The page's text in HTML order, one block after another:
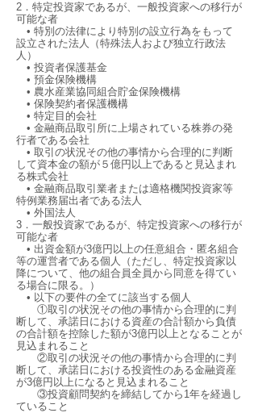
2．特定投資家であるが、一般投資家への移行が
可能な者
• 特別の法律により特別の設立行為をもって
設立された法人（特殊法人および独立行政法
人）
• 投資者保護基金
• 預金保険機構
• 農水産業協同組合貯金保険機構
• 保険契約者保護機構
• 特定目的会社
• 金融商品取引所に上場されている株券の発
行者である会社
• 取引の状況その他の事情から合理的に判断
して資本金の額が５億円以上であると見込まれ
る株式会社
• 金融商品取引業者または適格機関投資家等
特例業務届出者である法人
• 外国法人
3．一般投資家であるが、特定投資家への移行が
可能な者
• 出資金額が3億円以上の任意組合・匿名組合
等の運営者である個人（ただし、特定投資家以
降について、他の組合員全員から同意を得てい
る場合に限る。）
• 以下の要件の全てに該当する個人
①取引の状況その他の事情から合理的に判
断して、承諾日における資産の合計額から負債
の合計額を控除した額が3億円以上となることが
見込まれること
②取引の状況その他の事情から合理的に判
断して、承諾日における投資性のある金融資産
が3億円以上になると見込まれること
③投資顧問契約を締結してから1年を経過し
ていること